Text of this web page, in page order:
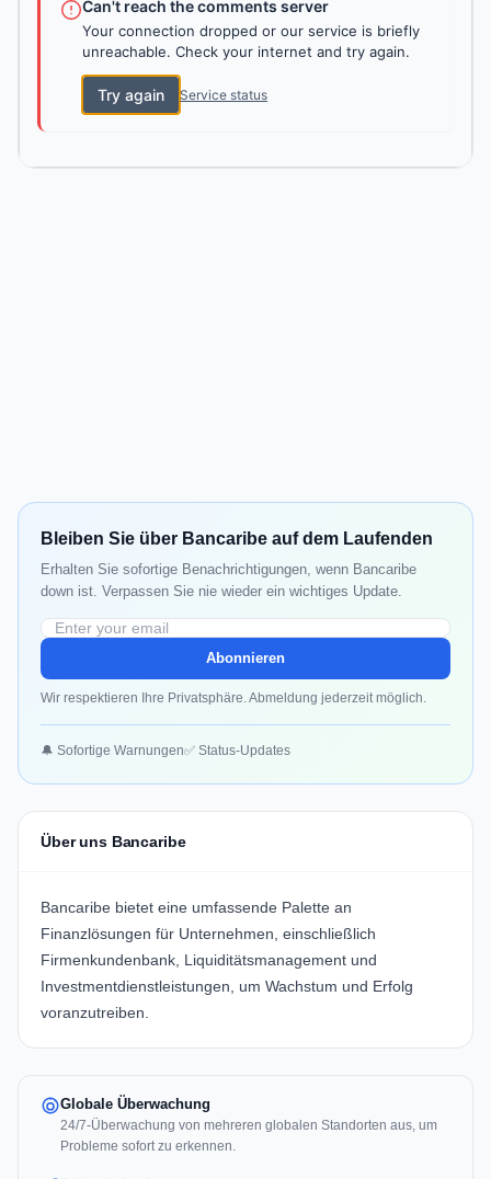
Can't reach the comments server
Your connection dropped or our service is briefly
unreachable. Check your internet and try again.
Try again Service status
Bleiben Sie über Bancaribe auf dem Laufenden
Erhalten Sie sofortige Benachrichtigungen, wenn Bancaribe
down ist. Verpassen Sie nie wieder ein wichtiges Update.
Abonnieren
Wir respektieren Ihre Privatsphäre. Abmeldung jederzeit möglich.
🔔 Sofortige Warnungen✅ Status-Updates
Über uns Bancaribe
Bancaribe bietet eine umfassende Palette an
Finanzlösungen für Unternehmen, einschließlich
Firmenkundenbank, Liquiditätsmanagement und
Investmentdienstleistungen, um Wachstum und Erfolg
voranzutreiben.
Globale Überwachung
24/7-Überwachung von mehreren globalen Standorten aus, um
Probleme sofort zu erkennen.